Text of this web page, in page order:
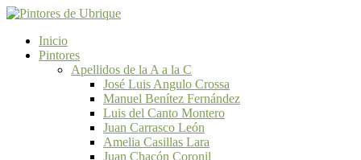
Inicio
Pintores
Apellidos de la A a la C
José Luis Angulo Crossa
Manuel Benítez Fernández
Luis del Canto Montero
Juan Carrasco León
Amelia Casillas Lara
Juan Chacón Coronil